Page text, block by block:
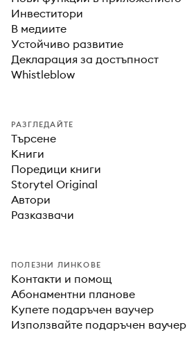
Инвеститори
В медиите
Устойчиво развитие
Декларация за достъпност
Whistleblow
РАЗГЛЕДАЙТЕ
Търсене
Книги
Поредици книги
Storytel Original
Автори
Разказвачи
ПОЛЕЗНИ ЛИНКОВЕ
Контакти и помощ
Абонаментни планове
Купете подаръчен ваучер
Използвайте подаръчен ваучер